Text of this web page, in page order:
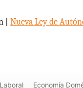
| Nueva Ley de
Economía